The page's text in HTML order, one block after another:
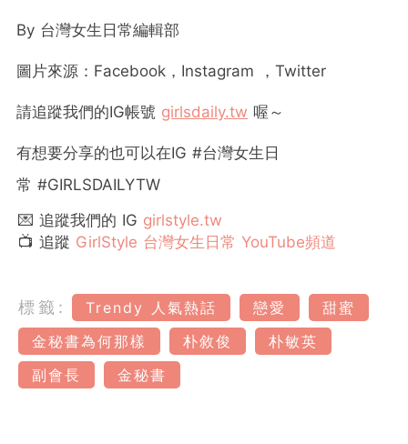
By 台灣女生日常編輯部
圖片來源： Facebook ， Instagram ， Twitter
請追蹤我們的IG帳號 girlsdaily.tw 喔～
有想要分享的也可以在IG #台灣女生日
常 #GIRLSDAILYTW
💌 追蹤我們的 IG girlstyle.tw
📺 追蹤 GirlStyle 台灣女生日常 YouTube頻道
標籤: Trendy 人氣熱話 戀愛
甜蜜
金秘書為何那樣
朴敘俊
朴敏英
副會長
金秘書